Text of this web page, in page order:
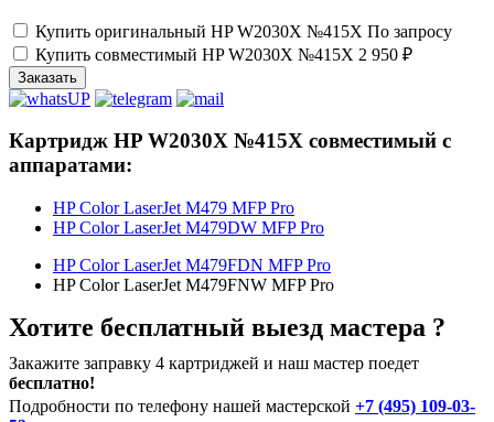
Купить оригинальный HP W2030X №415X По запросу
Купить совместимый HP W2030X №415X 2 950 ₽
Заказать
Картридж HP W2030X №415X совместимый с
аппаратами:
HP Color LaserJet M479 MFP Pro
HP Color LaserJet M479DW MFP Pro
HP Color LaserJet M479FDN MFP Pro
HP Color LaserJet M479FNW MFP Pro
Хотите бесплатный выезд мастера ?
Закажите заправку 4 картриджей и наш мастер поедет
бесплатно!
Подробности по телефону нашей мастерской +7 (495) 109-03-